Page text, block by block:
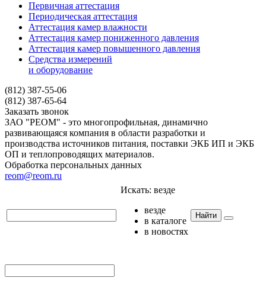
Первичная аттестация
Периодическая аттестация
Аттестация камер влажности
Аттестация камер пониженного давления
Аттестация камер повышенного давления
Средства измерений
и оборудование
(812) 387-55-06
(812) 387-65-64
Заказать звонок
ЗАО "РЕОМ" - это многопрофильная, динамично
развивающаяся компания в области разработки и
производства источников питания, поставки ЭКБ ИП и ЭКБ
ОП и теплопроводящих материалов.
Обработка персональных данных
reom@reom.ru
Искать: везде
везде
в каталоге
в новостях
Найти